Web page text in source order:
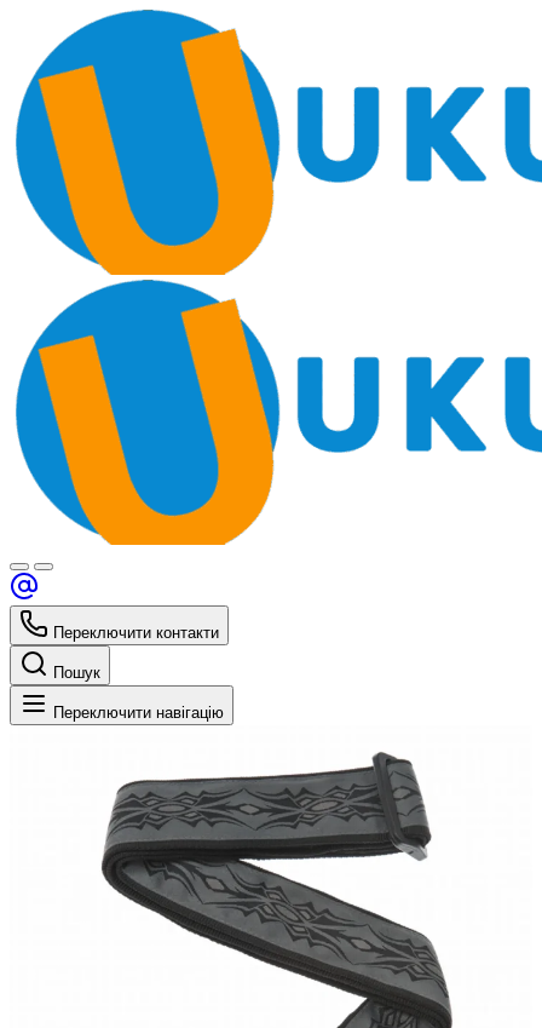
Переключити контакти
Пошук
Переключити навігацію